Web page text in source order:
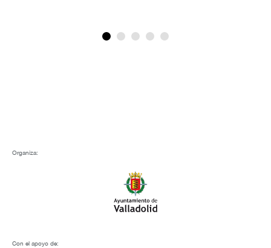
Organiza:
Con el apoyo de: